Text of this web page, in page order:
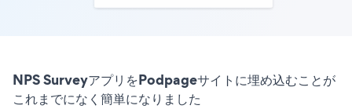
NPS SurveyアプリをPodpageサイトに埋め込むことが
これまでになく簡単になりました